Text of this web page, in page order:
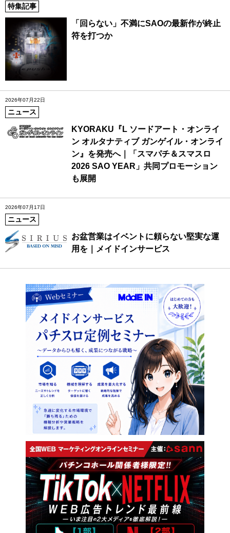
特集記事
「回らない」不満にSAOの最新作が終止
符を打つか
2026年07月22日
ニュース
KYORAKU『L ソードアート・オンライ
ン オルタナティブ ガンゲイル・オンライ
ン』を発売へ｜「スマパチ＆スマスロ
2026 SAO YEAR」共同プロモーション
も展開
2026年07月17日
ニュース
お盆営業はイベントに頼らない堅実な運
用を｜メイドインサービス